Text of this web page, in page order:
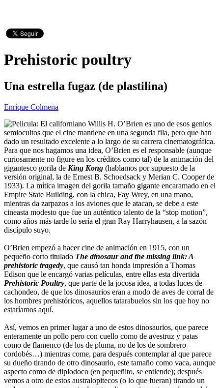
Prehistoric poultry
Una estrella fugaz (de plastilina)
Enrique Colmena
El californiano Willis H. O’Brien es uno de esos genios
semiocultos que el cine mantiene en una segunda fila, pero que han
dado un resultado excelente a lo largo de su carrera cinematográfica.
Para que nos hagamos una idea, O’Brien es el responsable (aunque
curiosamente no figure en los créditos como tal) de la animación del
gigantesco gorila de King Kong (hablamos por supuesto de la
versión original, la de Ernest B. Schoedsack y Merian C. Cooper de
1933). La mítica imagen del gorila tamaño gigante encaramado en el
Empire State Building, con la chica, Fay Wrey, en una mano,
mientras da zarpazos a los aviones que le atacan, se debe a este
cineasta modesto que fue un auténtico talento de la “stop motion”,
como años más tarde lo sería el gran Ray Harryhausen, a la sazón
discípulo suyo.
O’Brien empezó a hacer cine de animación en 1915, con un
pequeño corto titulado The dinosaur and the missing link: A
prehistoric tragedy, que causó tan honda impresión a Thomas
Edison que le encargó varias películas, entre ellas esta divertida
Prehistoric Poultry, que parte de la jocosa idea, a todas luces de
cachondeo, de que los dinosaurios eran a modo de aves de corral de
los hombres prehistóricos, aquellos tatarabuelos sin los que hoy no
estaríamos aquí.
Así, vemos en primer lugar a uno de estos dinosaurios, que parece
enteramente un pollo pero con cuello como de avestruz y patas
como de flamenco (de los de pluma, no de los de sombrero
cordobés…) mientras come, para después contemplar al que parece
su dueño tirando de otro dinosaurio, este tamaño como vaca, aunque
aspecto como de diplodoco (en pequeñito, se entiende); después
vemos a otro de estos australopitecos (o lo que fueran) tirando un